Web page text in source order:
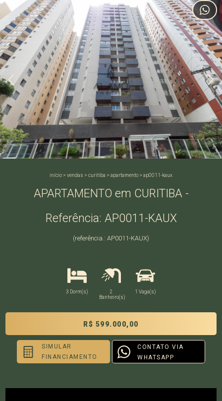
início > vendas > curitiba > apartamento > ap0011-kaux
APARTAMENTO em CURITIBA -
Referência: AP0011-KAUX
(referência.: AP0011-KAUX)
3 Dorm(s)
2
Banheiro(s)
1 Vaga(s)
R$ 599.000,00
SIMULAR
FINANCIAMENTO
CONTATO VIA
WHATSAPP